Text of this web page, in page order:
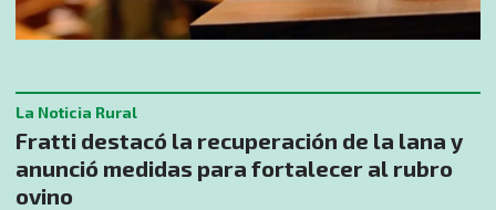
Fratti destacó la recuperación de la lana y
anunció medidas para fortalecer al rubro
ovino
La Noticia Rural